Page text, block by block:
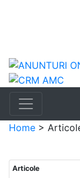
Home >
Articole